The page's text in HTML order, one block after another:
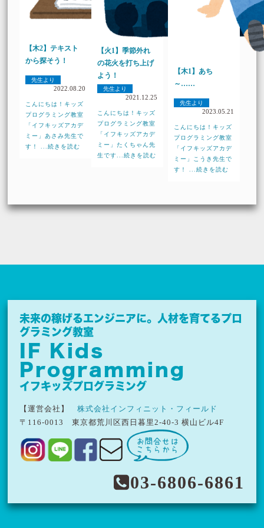
【木2】テキスト
から探そう！
先生より
2022.08.20
こんにちは！キッズ
プログラミング教室
「イフキッズアカデ
ミー」あさみ先生で
す！ ...続きを読む
【火1】季節外れ
の花火を打ち上げ
よう！
先生より
2021.12.25
こんにちは！キッズ
プログラミング教室
「イフキッズアカデ
ミー」たくちゃん先
生です...続きを読む
【木1】あち
～……
先生より
2023.05.21
こんにちは！キッズ
プログラミング教室
「イフキッズアカデ
ミー」こうき先生で
す！ ...続きを読む
未来の稼げるエンジニアに。
人材を育てるプロ
グラミング教室
IF Kids
Programming
イフキッズプログラミング
【運営会社】株式会社インフィニット・フィールド
〒116-0013東京都荒川区西日暮里2-40-3 横山ビル4F
03-6806-6861